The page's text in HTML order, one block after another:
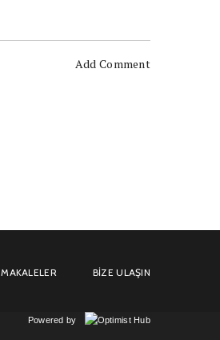
Add Comment
MAKALELER BIZE ULAŞIN
Powered by